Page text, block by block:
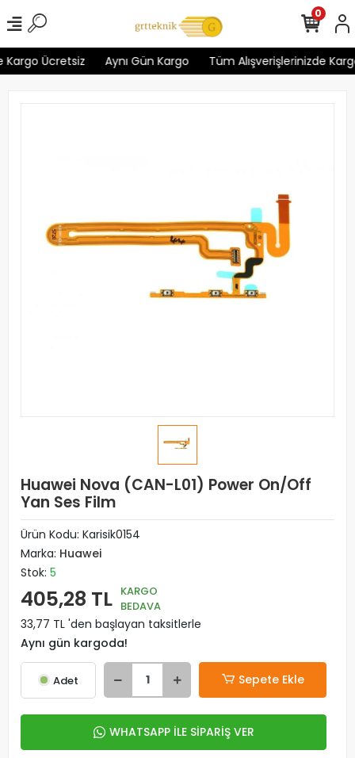
Ücretsiz Aynı Gün Kargo Tüm Alışverişlerinizde
0
Huawei Nova (CAN-L01) Power On/Off
Yan Ses Film
Ürün Kodu: Karisik0154
Marka: Huawei
Stok: 5
405,28 TL KARGO
BEDAVA
33,77 TL 'den başlayan taksitlerle
Aynı gün kargoda!
Adet Sepete Ekle
WHATSAPP İLE SİPARİŞ VER